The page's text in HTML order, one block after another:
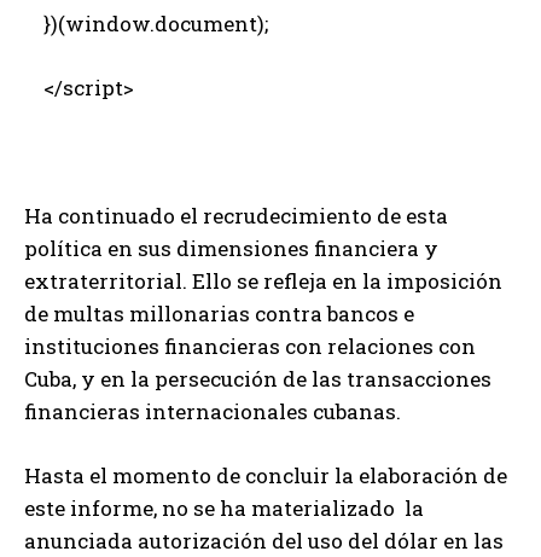
})(window.document);
</script>
Ha continuado el recrudecimiento de esta
política en sus dimensiones financiera y
extraterritorial. Ello se refleja en la imposición
de multas millonarias contra bancos e
instituciones financieras con relaciones con
Cuba, y en la persecución de las transacciones
financieras internacionales cubanas.
Hasta el momento de concluir la elaboración de
este informe, no se ha materializado la
anunciada autorización del uso del dólar en las